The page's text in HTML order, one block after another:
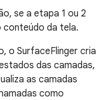
se a etapa 1 ou 2
conteúdo da tela.
o SurfaceFlinger cria
das camadas,
as camadas
como